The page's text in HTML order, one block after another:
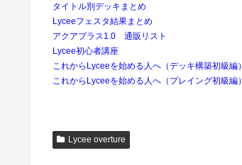
タイトル別デッキまとめ
Lyceeフェスタ結果まとめ
アクアプラス1.0 通販リスト
Lycee初心者講座
これからLyceeを始める人へ（デッキ構築初級編）
これからLyceeを始める人へ（プレイング初級編）
Lycee overture